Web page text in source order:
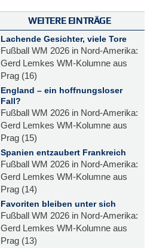
WEITERE EINTRÄGE
Lachende Gesichter, viele Tore
Fußball WM 2026 in Nord-Amerika:
Gerd Lemkes WM-Kolumne aus
Prag (16)
England – ein hoffnungsloser
Fall?
Fußball WM 2026 in Nord-Amerika:
Gerd Lemkes WM-Kolumne aus
Prag (15)
Spanien entzaubert Frankreich
Fußball WM 2026 in Nord-Amerika:
Gerd Lemkes WM-Kolumne aus
Prag (14)
Favoriten bleiben unter sich
Fußball WM 2026 in Nord-Amerika:
Gerd Lemkes WM-Kolumne aus
Prag (13)